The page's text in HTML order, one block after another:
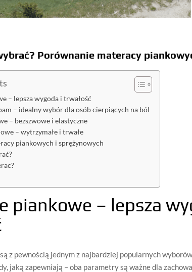
Porównanie materacy
– lepsza wygoda i trwałość
– idealny wybór dla osób cierpiących na ból
– bezszwowe i elastyczne
– wytrzymałe i trwałe
piankowych i sprężynowych
piankowe – lepsza
z pewnością jednym z najbardziej popularnych
jaką zapewniają – oba parametry są ważne dla